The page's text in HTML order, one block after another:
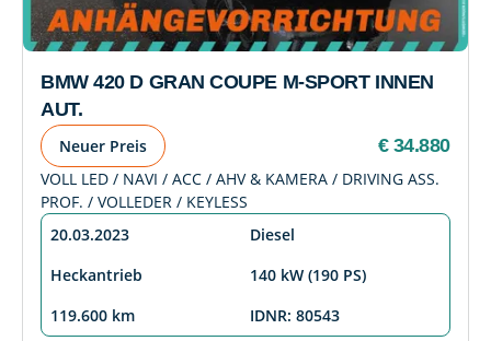
BMW 420 D GRAN COUPE M-SPORT INNEN
AUT.
Neuer Preis € 34.880
VOLL LED / NAVI / ACC / AHV & KAMERA / DRIVING ASS.
PROF. / VOLLEDER / KEYLESS
20.03.2023
Diesel
Heckantrieb
140 kW (190 PS)
119.600 km
IDNR: 80543